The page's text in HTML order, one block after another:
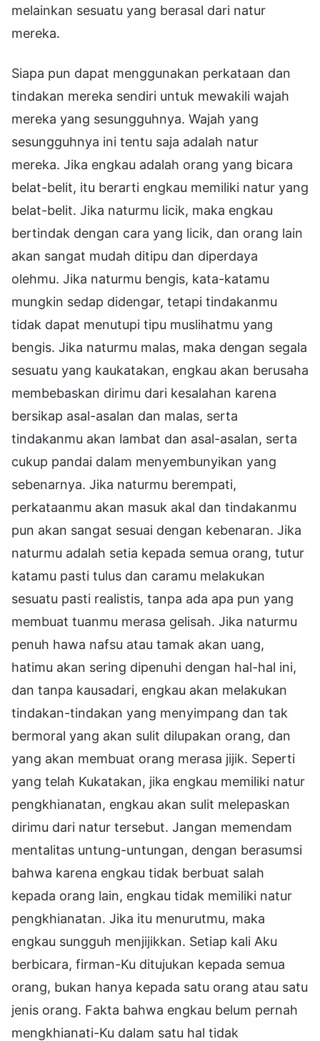
melainkan sesuatu yang berasal dari natur
mereka.
Siapa pun dapat menggunakan perkataan dan
tindakan mereka sendiri untuk mewakili wajah
mereka yang sesungguhnya. Wajah yang
sesungguhnya ini tentu saja adalah natur
mereka. Jika engkau adalah orang yang bicara
belat-belit, itu berarti engkau memiliki natur yang
belat-belit. Jika naturmu licik, maka engkau
bertindak dengan cara yang licik, dan orang lain
akan sangat mudah ditipu dan diperdaya
olehmu. Jika naturmu bengis, kata-katamu
mungkin sedap didengar, tetapi tindakanmu
tidak dapat menutupi tipu muslihatmu yang
bengis. Jika naturmu malas, maka dengan segala
sesuatu yang kaukatakan, engkau akan berusaha
membebaskan dirimu dari kesalahan karena
bersikap asal-asalan dan malas, serta
tindakanmu akan lambat dan asal-asalan, serta
cukup pandai dalam menyembunyikan yang
sebenarnya. Jika naturmu berempati,
perkataanmu akan masuk akal dan tindakanmu
pun akan sangat sesuai dengan kebenaran. Jika
naturmu adalah setia kepada semua orang, tutur
katamu pasti tulus dan caramu melakukan
sesuatu pasti realistis, tanpa ada apa pun yang
membuat tuanmu merasa gelisah. Jika naturmu
penuh hawa nafsu atau tamak akan uang,
hatimu akan sering dipenuhi dengan hal-hal ini,
dan tanpa kausadari, engkau akan melakukan
tindakan-tindakan yang menyimpang dan tak
bermoral yang akan sulit dilupakan orang, dan
yang akan membuat orang merasa jijik. Seperti
yang telah Kukatakan, jika engkau memiliki natur
pengkhianatan, engkau akan sulit melepaskan
dirimu dari natur tersebut. Jangan memendam
mentalitas untung-untungan, dengan berasumsi
bahwa karena engkau tidak berbuat salah
kepada orang lain, engkau tidak memiliki natur
pengkhianatan. Jika itu menurutmu, maka
engkau sungguh menjijikkan. Setiap kali Aku
berbicara, firman-Ku ditujukan kepada semua
orang, bukan hanya kepada satu orang atau satu
jenis orang. Fakta bahwa engkau belum pernah
mengkhianati-Ku dalam satu hal tidak